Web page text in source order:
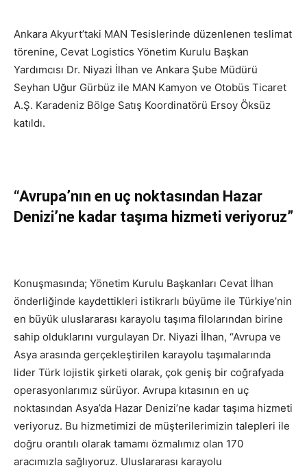
Ankara Akyurt’taki MAN Tesislerinde düzenlenen teslimat
törenine, Cevat Logistics Yönetim Kurulu Başkan
Yardımcısı Dr. Niyazi İlhan ve Ankara Şube Müdürü
Seyhan Uğur Gürbüz ile MAN Kamyon ve Otobüs Ticaret
A.Ş. Karadeniz Bölge Satış Koordinatörü Ersoy Öksüz
katıldı.
“Avrupa’nın en uç noktasından Hazar
Denizi’ne kadar taşıma hizmeti veriyoruz”
Konuşmasında; Yönetim Kurulu Başkanları Cevat İlhan
önderliğinde kaydettikleri istikrarlı büyüme ile Türkiye’nin
en büyük uluslararası karayolu taşıma filolarından birine
sahip olduklarını vurgulayan Dr. Niyazi İlhan, “Avrupa ve
Asya arasında gerçekleştirilen karayolu taşımalarında
lider Türk lojistik şirketi olarak, çok geniş bir coğrafyada
operasyonlarımız sürüyor. Avrupa kıtasının en uç
noktasından Asya’da Hazar Denizi’ne kadar taşıma hizmeti
veriyoruz. Bu hizmetimizi de müşterilerimizin talepleri ile
doğru orantılı olarak tamamı özmalımız olan 170
aracımızla sağlıyoruz. Uluslararası karayolu